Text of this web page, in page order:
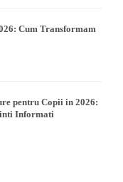
Cum Transformam
pentru Copii in 2026:
Informati